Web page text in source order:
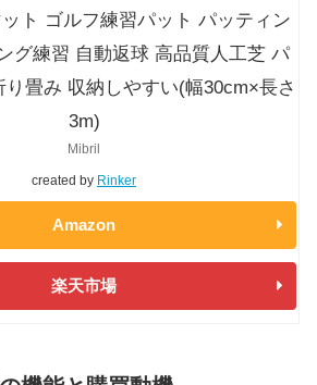
ト ゴルフ練習パット パッティン
グ練習 自動返球 高品質人工芝 パ
り畳み 収納しやすい(幅30cm×長さ
3m)
created by Rinker
Mibril
Amazon
楽天市場